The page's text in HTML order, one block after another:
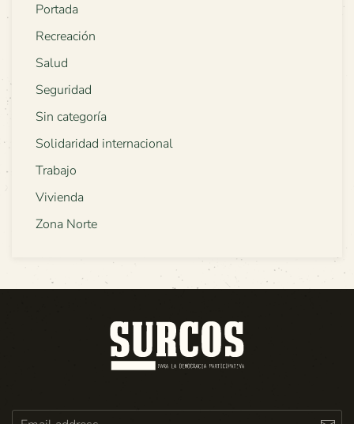
Portada
Recreación
Salud
Seguridad
Sin categoría
Solidaridad internacional
Trabajo
Vivienda
Zona Norte